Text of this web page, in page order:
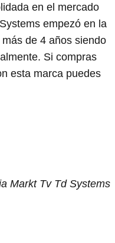
en el mercado
empezó en la
de 4 años siendo
Si compras
esta marca puedes
Markt Tv Td Systems